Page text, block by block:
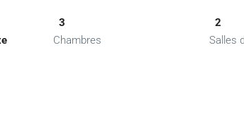
3
Chambres
2
Salles